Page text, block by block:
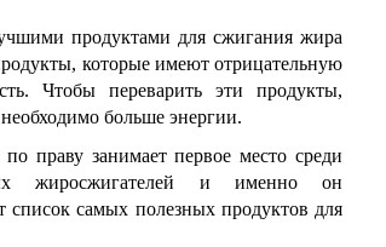
продуктами для сжигания жира
которые имеют отрицательную
Чтобы переварить эти продукты,
больше энергии.
праву занимает первое место среди
жиросжигателей и именно он
список самых полезных продуктов для